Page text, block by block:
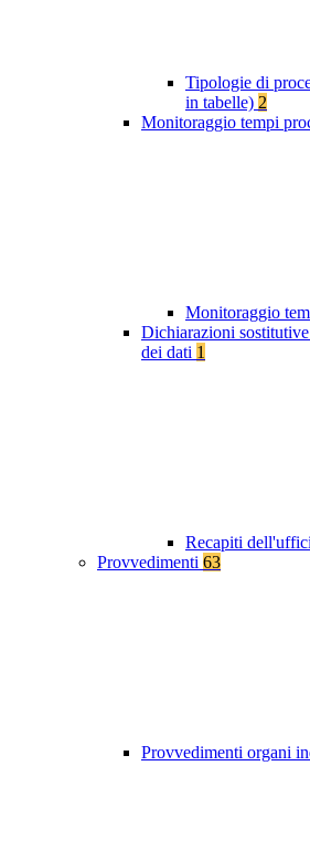
Tipologie di
in tabelle) 2
Monitoraggio tempi
Monitoraggio
Dichiarazioni
dei dati 1
Recapiti
Provvedimenti 63
Provvedimenti organi